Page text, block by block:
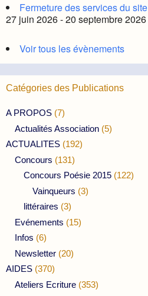
Fermeture des services du site
27 juin 2026 - 20 septembre 2026
Voir tous les évènements
Catégories des Publications
A PROPOS (7)
Actualités Association (5)
ACTUALITES (192)
Concours (131)
Concours Poésie 2015 (122)
Vainqueurs (3)
littéraires (3)
Evénements (15)
Infos (6)
Newsletter (20)
AIDES (370)
Ateliers Ecriture (353)